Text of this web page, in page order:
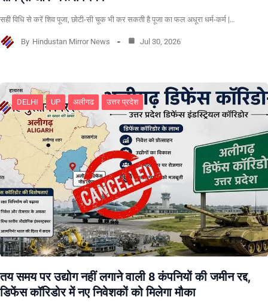
सही विधि से करें शिव पूजा, छोटी-सी चूक भी कर सकती है पूजा का फल अधूरा धर्म-कर्म |…
By Hindustan Mirror News Jul 30, 2026
DELHI UP अलीगढ उत्तर प्रदेश
तय समय पर उद्योग नहीं लगाने वाली 8 कंपनियों की जमीन रद्द,
डिफेंस कॉरिडोर में नए निवेशकों को मिलेगा मौका